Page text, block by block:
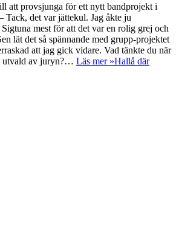
att provsjunga för ett nytt bandprojekt i
Tack, det var jättekul. Jag åkte ju
mest för att det var en rolig grej och
lät det så spännande med grupp-projektet
att jag gick vidare. Vad tänkte du när
utvald av juryn?… Läs mer »Hallå där